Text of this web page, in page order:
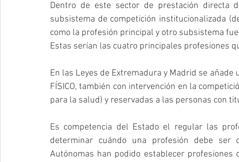
Dentro de este sector de prestación directa
subsistema de competición institucionalizada
como la profesión principal y otro subsistema
Estas serían las cuatro principales profesiones
En las Leyes de Extremadura y Madrid se añade
FÍSICO, también con intervención en la
para la salud) y reservadas a las personas con
Es competencia del Estado el regular las
determinar cuándo una profesión debe ser
Autónomas han podido establecer